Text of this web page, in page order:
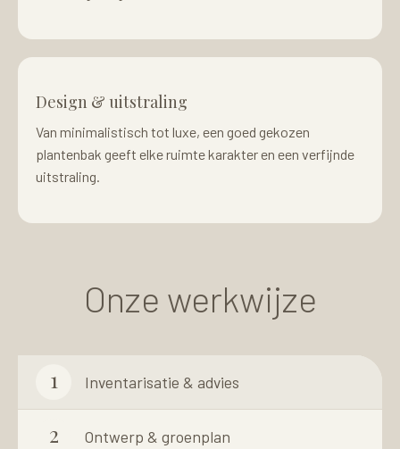
Design & uitstraling
Van minimalistisch tot luxe, een goed gekozen
plantenbak geeft elke ruimte karakter en een verfijnde
uitstraling.
Onze werkwijze
1 Inventarisatie & advies
2 Ontwerp & groenplan